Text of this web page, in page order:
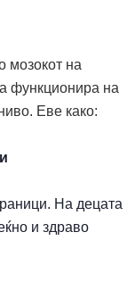
мозокот на
функционира на
Еве како:
На децата
и здраво